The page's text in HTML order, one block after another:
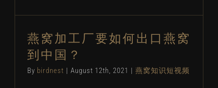
燕窝加工厂要如何出口燕窝
到中国？
By birdnest August 12th, 2021 燕窝知识短视频